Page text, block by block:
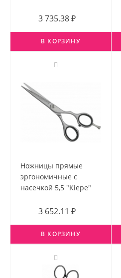
3 735.38 ₽
В КОРЗИНУ
Ножницы прямые
эргономичные с
насечкой 5,5 "Kiepe"
3 652.11 ₽
В КОРЗИНУ